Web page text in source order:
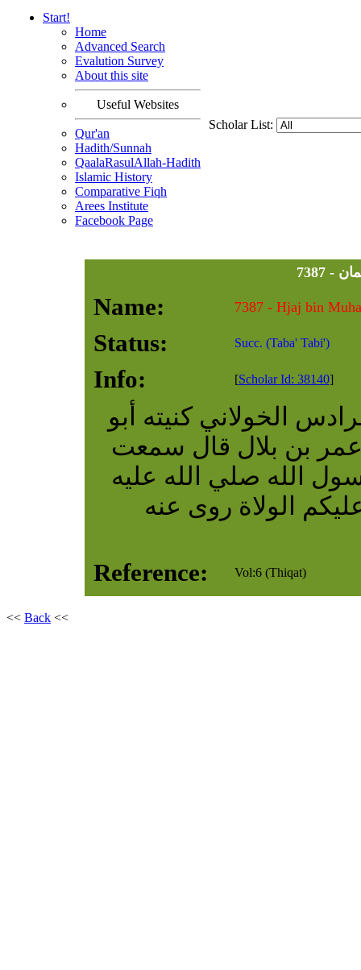
Start!
Home
Advanced Search
Evalution Survey
About this site
Useful Websites
Qur'an
Hadith/Sunnah
QaalaRasulAllah-Hadith
Islamic History
Comparative Fiqh
Arees Institute
Facebook Page
Scholar List:
Name:
Status:
Succ. (Taba' Tabi')
Info: [Scholar Id: 38140]
الخولاني كنيته أبو
بن بلال قال سمعت
الله صلي الله عليه
الولاة روى عنه
Reference: Vol:6 (Thiqat)
<< Back <<